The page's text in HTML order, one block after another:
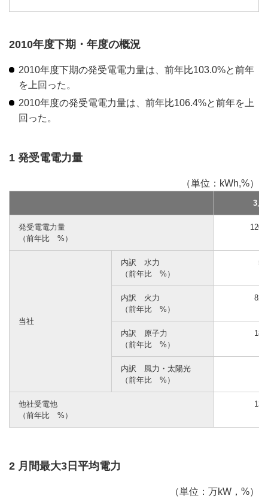
2010年度下期・年度の概況
2010年度下期の発受電電力量は、前年比103.0%と前年
を上回った。
2010年度の発受電電力量は、前年比106.4%と前年を上
回った。
1 発受電電力量
（単位：kWh,%）
3月
発受電電力量
（前年比 %）
120
当社
内訳 水力
（前年比 %）
5
内訳 火力
（前年比 %）
82
内訳 原子力
（前年比 %）
18
内訳 風力・太陽光
（前年比 %）
他社受電他
（前年比 %）
13
2 月間最大3日平均電力
（単位：万kW，%）